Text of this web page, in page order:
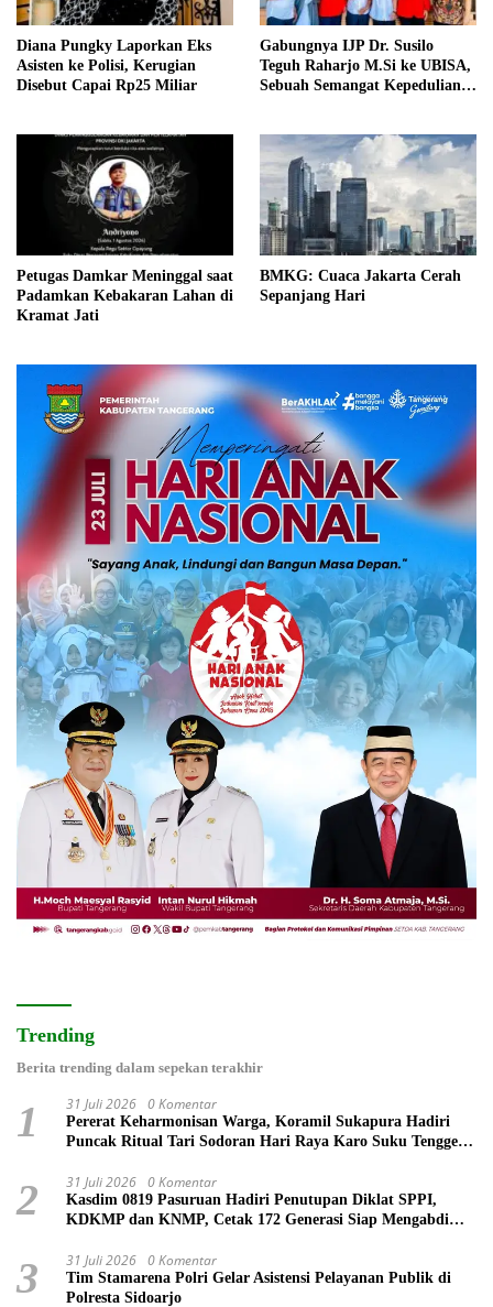
Diana Pungky Laporkan Eks
Asisten ke Polisi, Kerugian
Disebut Capai Rp25 Miliar
Gabungnya IJP Dr. Susilo
Teguh Raharjo M.Si ke UBISA,
Sebuah Semangat Kepedulian
Petugas Damkar Meninggal saat
Padamkan Kebakaran Lahan di
Kramat Jati
BMKG: Cuaca Jakarta Cerah
Sepanjang Hari
Trending
Berita trending dalam sepekan terakhir
1 31 Juli 2026 0 Komentar
Pererat Keharmonisan Warga, Koramil Sukapura Hadiri
Puncak Ritual Tari Sodoran Hari Raya Karo Suku Tengger
2 31 Juli 2026 0 Komentar
Kasdim 0819 Pasuruan Hadiri Penutupan Diklat SPPI,
KDKMP dan KNMP, Cetak 172 Generasi Siap Mengabdi
3 31 Juli 2026 0 Komentar
Tim Stamarena Polri Gelar Asistensi Pelayanan Publik di
Polresta Sidoarjo